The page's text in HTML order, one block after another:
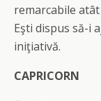
remarcabile
Eşti dispus să-i
iniţiativă.
CAPRICORN